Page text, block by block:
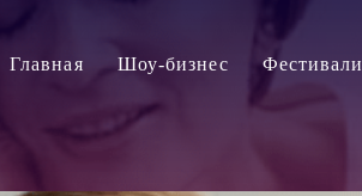
Главная Шоу-бизнес Фестивали